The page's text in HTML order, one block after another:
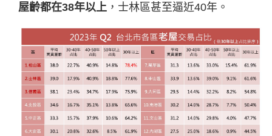
屋齡都在38年以上 ，士林區甚至逼近40年。